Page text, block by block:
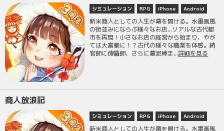
シミュレーション RPG iPhone Android
新米商人としての人生が幕を開ける。水墨画風
の街並みにならぶ様々なお店...リアルな古代都
市を再現！小さなお店の経営から始まり、やが
ては大富豪に！？古代の様々な職業を体感。納
官師に傀儡師、さらに墓泥棒ま...詳細を見る
商人放浪記
シミュレーション RPG iPhone Android
新米商人としての人生が幕を開ける。水墨画風